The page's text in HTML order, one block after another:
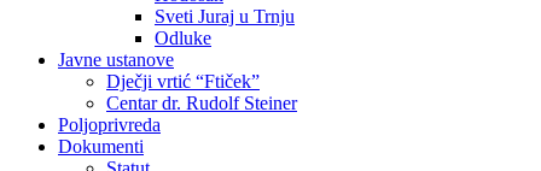
Sveti Juraj u Trnju
Odluke
Javne ustanove
Dječji vrtić “Ftiček”
Centar dr. Rudolf Steiner
Poljoprivreda
Dokumenti